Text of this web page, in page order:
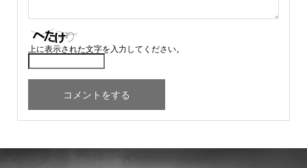
上に表示された文字を入力してください。